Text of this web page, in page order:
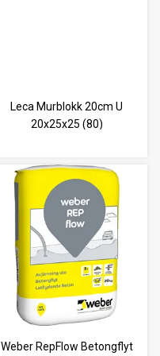
Leca Murblokk 20cm U
20x25x25 (80)
Weber RepFlow Betongflyt